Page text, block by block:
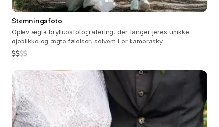
Stemningsfoto
Oplev ægte bryllupsfotografering, der fanger jeres unikke
øjeblikke og ægte følelser, selvom I er kamerasky.